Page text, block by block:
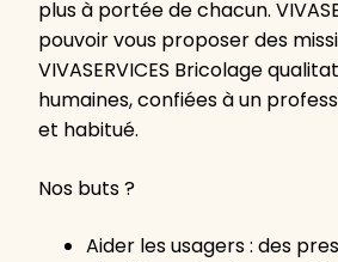
plus à portée de chacun.
pouvoir vous proposer des
VIVASERVICES Bricolage
humaines, confiées à un
et habitué.
Nos buts ?
Aider les usagers : des